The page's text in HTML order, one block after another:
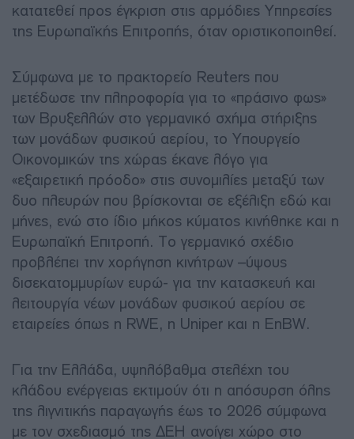
κατατεθεί προς έγκριση στις αρμόδιες Υπηρεσίες
της Ευρωπαϊκής Επιτροπής, όταν οριστικοποιηθεί.
Σύμφωνα με το πρακτορείο Reuters που
μετέδωσε την πληροφορία για το «πράσινο φως»
των Βρυξελλών στο γερμανικό σχήμα στήριξης
των μονάδων φυσικού αερίου, το Υπουργείο
Οικονομικών της χώρας έκανε λόγο για
«εξαιρετική πρόοδο» στις συνομιλίες μεταξύ των
δυο πλευρών που βρίσκονται σε εξέλιξη εδώ και
μήνες, ενώ στο ίδιο μήκος κύματος κινήθηκε και η
Ευρωπαϊκή Επιτροπή. Το γερμανικό σχέδιο
προβλέπει την χορήγηση κινήτρων –ύψους
δισεκατομμυρίων ευρώ- για την κατασκευή και
λειτουργία νέων μονάδων φυσικού αερίου σε
εταιρείες όπως η RWE, η Uniper και η EnBW.
Για την Ελλάδα, υψηλόβαθμα στελέχη του
κλάδου ενέργειας εκτιμούν ότι η απόσυρση όλης
της λιγνιτικής παραγωγής έως το 2026 σύμφωνα
με τον σχεδιασμό της ΔΕΗ ανοίγει χώρο στο